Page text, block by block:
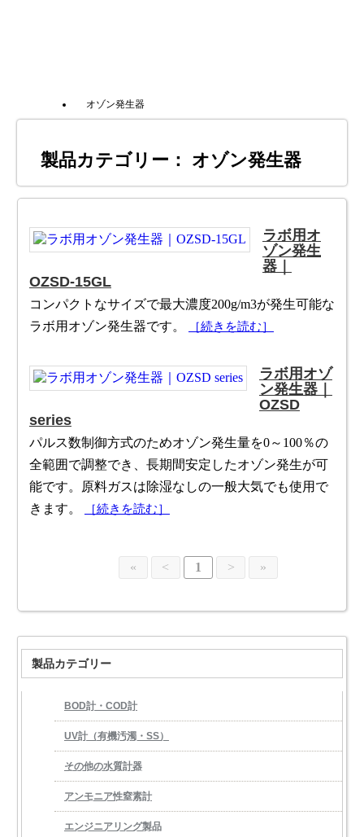
オゾン発生器
製品カテゴリー： オゾン発生器
ラボ用オ
ゾン発生
器｜
OZSD-15GL
コンパクトなサイズで最大濃度200g/m3が発生可能な
ラボ用オゾン発生器です。
［続きを読む］
ラボ用オゾ
ン発生器｜
OZSD
series
パルス数制御方式のためオゾン発生量を0～100％の
全範囲で調整でき、長期間安定したオゾン発生が可
能です。原料ガスは除湿なしの一般大気でも使用で
きます。
［続きを読む］
« < 1 > »
製品カテゴリー
BOD計・COD計
UV計（有機汚濁・SS）
その他の水質計器
アンモニア性窒素計
エンジニアリング製品